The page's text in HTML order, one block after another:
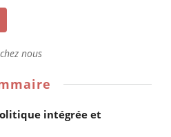
nous
intégrée et